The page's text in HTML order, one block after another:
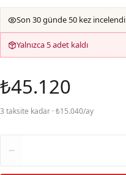
Son 30 günde 50 kez incelendi
Yalnızca 5 adet kaldı
₺45.120
3 taksite kadar · ₺15.040/ay